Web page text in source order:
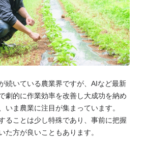
続いている農業界ですが、AIなど最新
劇的に作業効率を改善し大成功を納め
いま農業に注目が集まっています。
ることは少し特殊であり、事前に把握
た方が良いこともあります。